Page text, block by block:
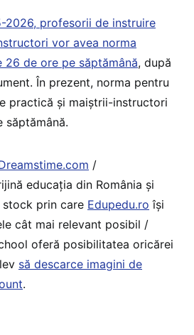
2026, profesorii de instruire
vor avea norma
de ore pe săptămână, după
În prezent, norma pentru
practică și maiștrii-instructori
săptămână.
/
educaţia din România şi
prin care Edupedu.ro îşi
cât mai relevant posibil /
oferă posibilitatea oricărei
să descarce imagini de
.